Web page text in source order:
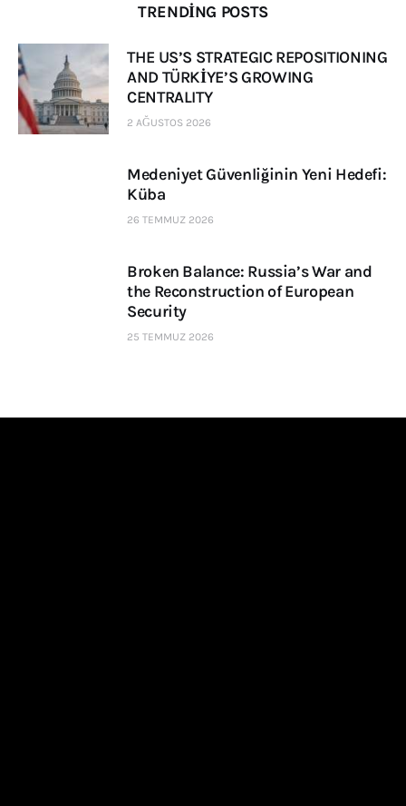
TRENDING POSTS
THE US’S STRATEGIC REPOSITIONING
AND TÜRKİYE’S GROWING
CENTRALITY
2 AĞUSTOS 2026
Medeniyet Güvenliğinin Yeni Hedefi:
Küba
26 TEMMUZ 2026
Broken Balance: Russia’s War and
the Reconstruction of European
Security
25 TEMMUZ 2026